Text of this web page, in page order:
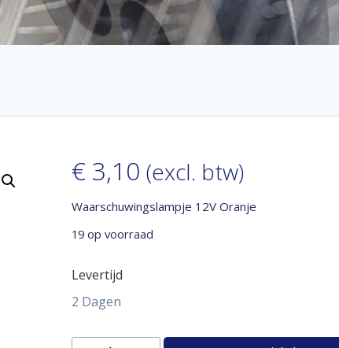
€3,10 (excl. btw)
Waarschuwingslampje 12V Oranje
19 op voorraad
Levertijd
2 Dagen
Waarschuwingslampje